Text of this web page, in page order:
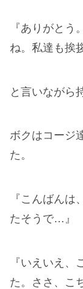
『ありがと
ね。私達も挨
と言いながら
ボクはコージ
た。
『こんばん
たそうで…』
『いえいえ
た。ささ、こ